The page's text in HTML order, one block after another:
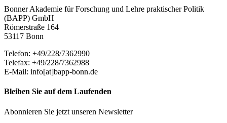
Bonner Akademie für Forschung und Lehre praktischer Politik
(BAPP) GmbH
Römerstraße 164
53117 Bonn
Telefon: +49/228/7362990
Telefax: +49/228/7362988
E-Mail: info[at]bapp-bonn.de
Bleiben Sie auf dem Laufenden
Abonnieren Sie jetzt unseren Newsletter